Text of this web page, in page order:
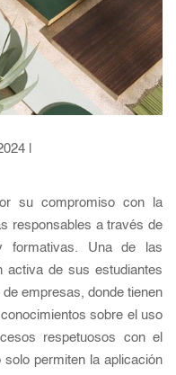
|
su compromiso con la
responsables a través de
formativas. Una de las
activa de sus estudiantes
de empresas, donde tienen
sobre el uso
respetuosos con el
permiten la aplicación